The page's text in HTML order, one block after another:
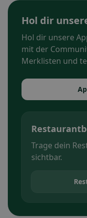
Hol dir
Hol dir unsere
mit der
Merklisten und
Trage dein
sichtbar.